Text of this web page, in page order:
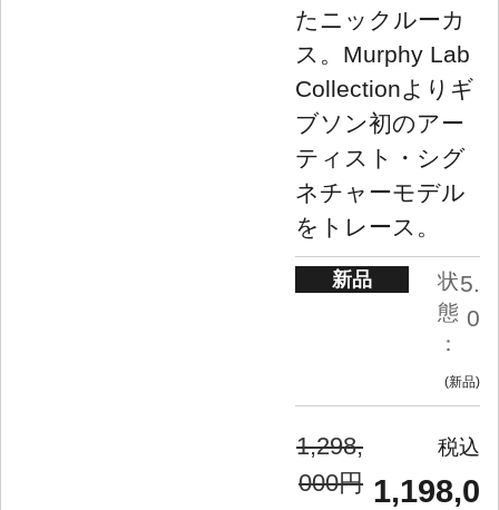
たニックルーカ
ス。Murphy Lab
Collectionよりギ
ブソン初のアー
ティスト・シグ
ネチャーモデル
をトレース。
新品
状
態
：
5.
0
新品
1,298,
000円 1,198,0